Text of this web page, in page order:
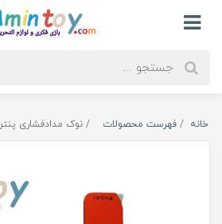
خانه فهرست محصولات نوک مدادفشاری پنتر